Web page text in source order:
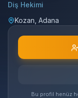
Diş Hekimi
Kozan, Adana
Bu profil henüz